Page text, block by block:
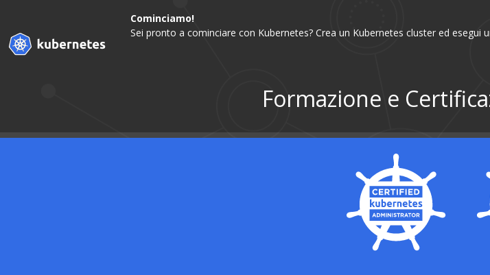
Cominciamo!
Sei pronto a cominciare con Kubernetes? Crea un Kubernetes cluster ed esegui
Formazione e